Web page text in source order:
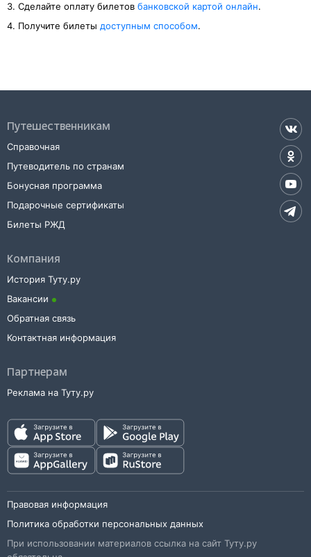
3. Cделайте оплату билетов банковской картой онлайн.
4. Получите билеты доступным способом.
Путешественникам
Справочная
Путеводитель по странам
Бонусная программа
Подарочные сертификаты
Билеты РЖД
Компания
История Туту.ру
Вакансии
Обратная связь
Контактная информация
Партнерам
Реклама на Туту.ру
Правовая информация
Политика обработки персональных данных
При использовании материалов ссылка на сайт Туту.ру